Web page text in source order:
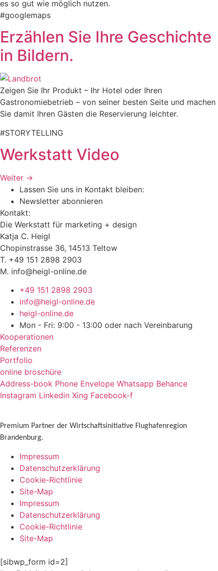
es so gut wie möglich nutzen.
#googlemaps
Erzählen Sie Ihre Geschichte
in Bildern.
Zeigen Sie Ihr Produkt – Ihr Hotel oder Ihren
Gastronomiebetrieb – von seiner besten Seite und machen
Sie damit Ihren Gästen die Reservierung leichter.
#STORYTELLING
Werkstatt Video
Weiter →
Lassen Sie uns in Kontakt bleiben:
Newsletter abonnieren
Kontakt:
Die Werkstatt für marketing + design
Katja C. Heigl
Chopinstrasse 36, 14513 Teltow
T. +49 151 2898 2903
M. info@heigl-online.de
+49 151 2898 2903
info@heigl-online.de
heigl-online.de
Mon - Fri: 9:00 - 13:00 oder nach Vereinbarung
Kooperationen
Referenzen
Portfolio
online broschüre
Address-book Phone Envelope Whatsapp Behance
Instagram Linkedin Xing Facebook-f
Premium Partner der Wirtschaftsinitiative Flughafenregion
Brandenburg.
Impressum
Datenschutzerklärung
Cookie-Richtlinie
Site-Map
Impressum
Datenschutzerklärung
Cookie-Richtlinie
Site-Map
[sibwp_form id=2]